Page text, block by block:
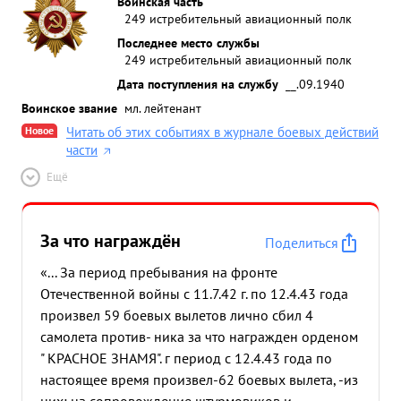
дания оздушны бой,в результа летчики г кая ч
подтверждаю ПЫ КРЮЧК 172 в район 6.8.1943
ская группа разведк встр тов.ОН ЧЕНКО личн с
ними ушный резульат км. восточне населенного
ПУНКТ Греческий, подтверждают районе 2 де
своими ми атакам ведущим зав али нер вный
воздушны западнее скаты подт верждает группы
САЗОНОВ 11.1943 выполняя с задание по п
прикрикрытию войск вращаясь блуострова
едущим пары в ОНОГНЕВ пыталис атако наших
атакам в хвост сбил го, рытием что о резуль бомбо
нагр рузку вне 1 В этом возду лично тверждаю
летчики группы 6.5. года 6 ЛА ГГ-3,со ,
сопровожда группу Ил штурмонку сбил 1 котор
ый упал горящим в район рмовк войск район Се
руппа 6 ению И оноп ЕНКО был нападающе
старший сам атакован в а и с кор роткой ремент
сбил атакующего М экипаж населенно пункта
249 истребительный авиационный полк
Последнее место службы
249 истребительный авиационный полк
Дата поступления на службу
__.09.1940
Воинское звание мл. лейтенант
Новое
Читать об этих событиях в журнале боевых действий
части
Ещё
За что награждён
Поделиться
«... За период пребывания на фронте
Отечественной войны с 11.7.42 г. по 12.4.43 года
произвел 59 боевых вылетов лично сбил 4
самолета против- ника за что награжден орденом
" КРАСНОЕ ЗНАМЯ". г период с 12.4.43 года по
настоящее время произвел-62 боевых вылета, -из